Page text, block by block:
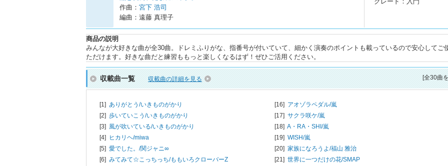
作曲： 宮下 浩司
編曲：遠藤 真理子
商品の説明
みんなが大好きな曲が全30曲。ドレミふりがな、指番号が付いていて、細かく演奏のポイントも載っているので安心してご
ただけます。好きな曲だと練習ももっと楽しくなるはず！ぜひご活用ください。
収載曲一覧 収載曲の詳細を見る [全30曲
[1] ありがとう/いきものがかり
[2] 歩いていこう/いきものがかり
[3] 風が吹いている/いきものがかり
[4] ヒカリヘ/miwa
[5] 愛でした。/関ジャニ∞
[6] みてみて☆こっちっち/ももいろクローバーZ
[16] アオゾラペダル/嵐
[17] サクラ咲ケ/嵐
[18] A・RA・SHI/嵐
[19] WISH/嵐
[20] 家族になろうよ/福山 雅治
[21] 世界に一つだけの花/SMAP